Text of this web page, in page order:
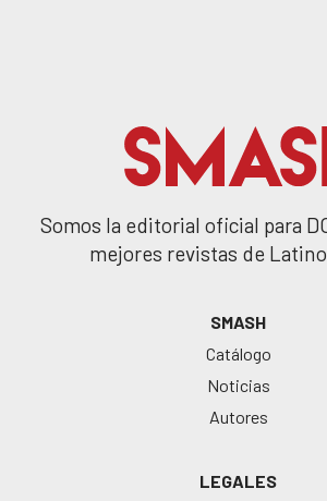
Somos la editorial oficial para
mejores revistas de
SMASH
Catálogo
Noticias
Autores
LEGALES